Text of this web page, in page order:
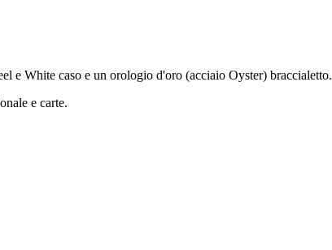
e White caso e un orologio d'oro (acciaio Oyster) braccialetto.
e carte.